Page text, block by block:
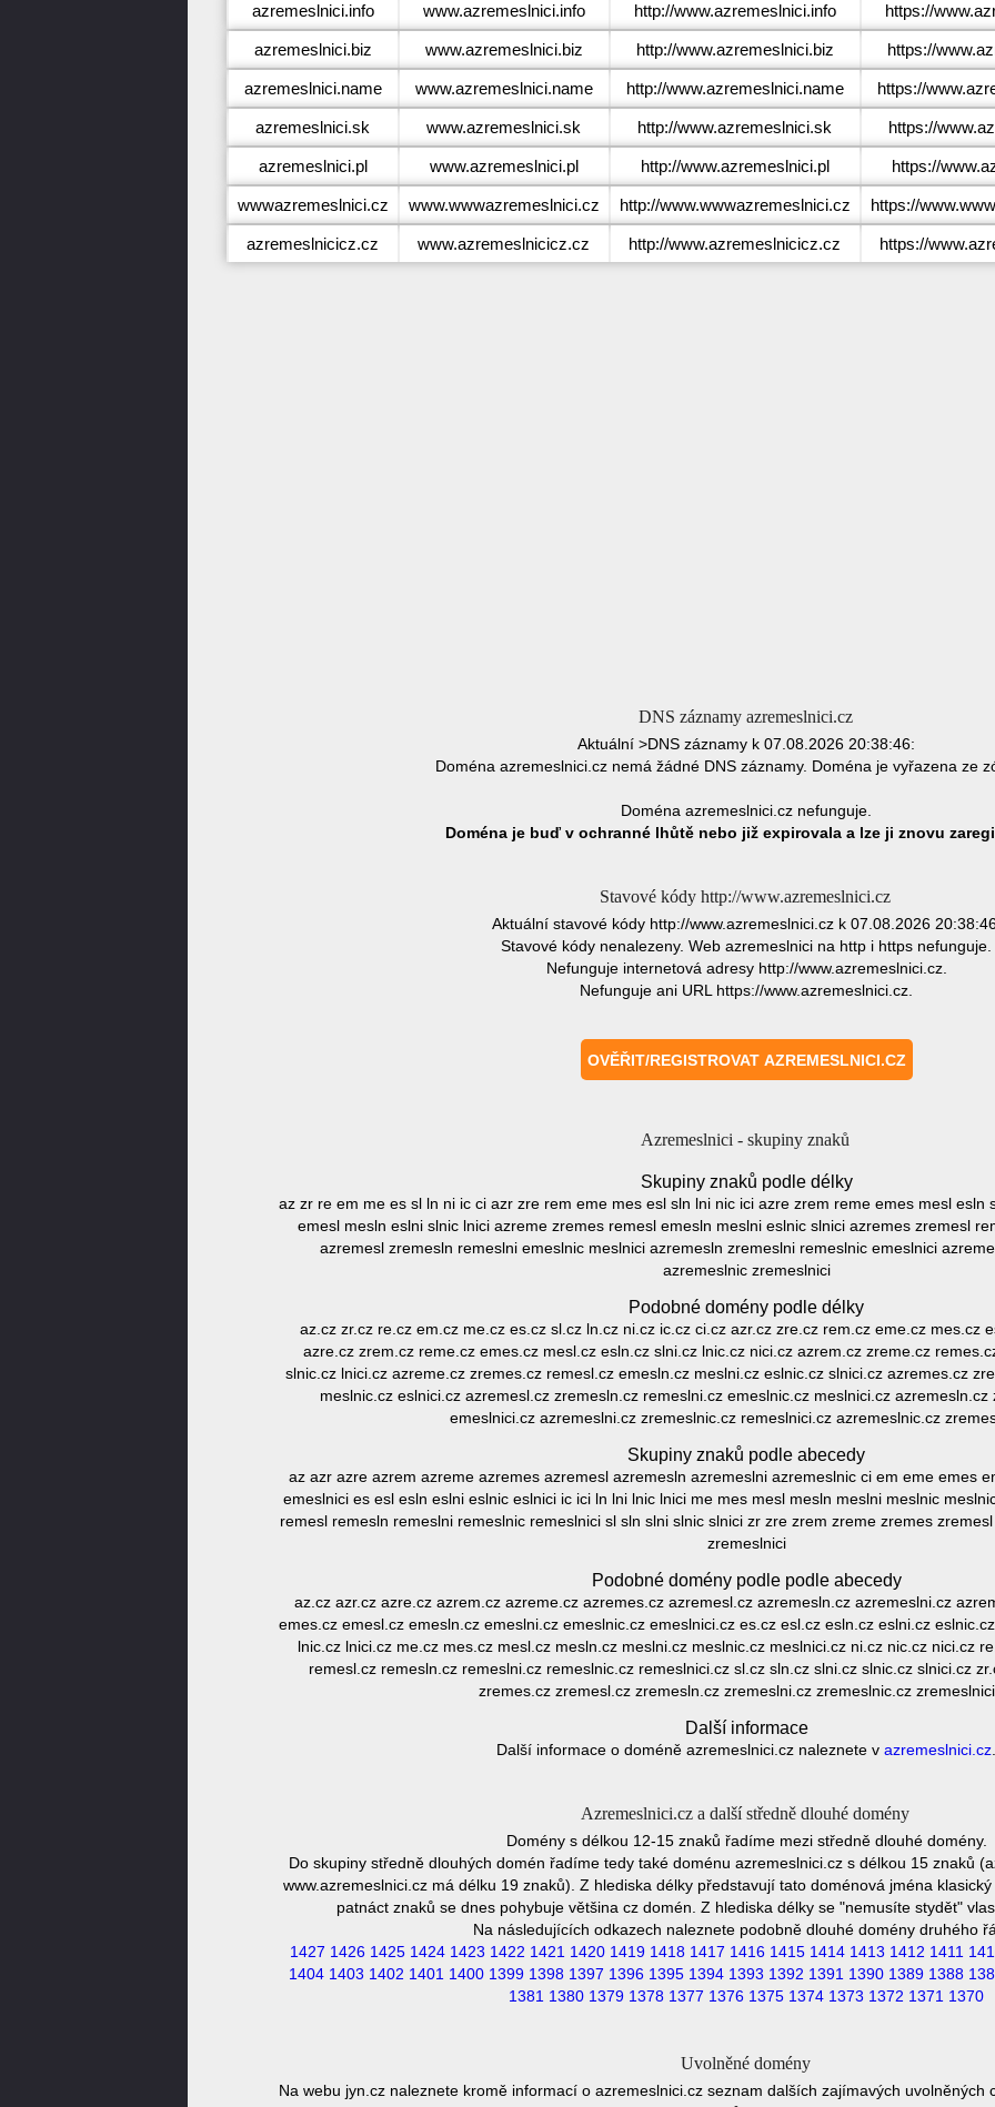
azremeslnici.info www.azremeslnici.info http://www.azremeslnici.info https://
azremeslnici.biz www.azremeslnici.biz http://www.azremeslnici.biz https://
azremeslnici.name www.azremeslnici.name http://www.azremeslnici.name https://
azremeslnici.sk www.azremeslnici.sk http://www.azremeslnici.sk https://
azremeslnici.pl www.azremeslnici.pl http://www.azremeslnici.pl https://
wwwazremeslnici.cz www.wwwazremeslnici.cz http://www.wwwazremeslnici.cz https://
azremeslnicicz.cz www.azremeslnicicz.cz http://www.azremeslnicicz.cz https://
DNS záznamy azremeslnici.cz
Aktuální >DNS záznamy k 07.08.2026 20:38:46:
Doména azremeslnici.cz nemá žádné DNS záznamy. Doména je vyřazena ze
Doména azremeslnici.cz nefunguje.
Doména je buď v ochranné lhůtě nebo již expirovala a lze ji znovu
Stavové kódy http://www.azremeslnici.cz
Aktuální stavové kódy http://www.azremeslnici.cz k 07.08.2026
Stavové kódy nenalezeny. Web azremeslnici na http i https nefunguje.
Nefunguje internetová adresy http://www.azremeslnici.cz.
Nefunguje ani URL https://www.azremeslnici.cz.
Azremeslnici - skupiny znaků
Skupiny znaků podle délky
az zr re em me es sl ln ni ic ci azr zre rem eme mes esl sln lni nic ici azre zrem reme emes mesl esln
emesl mesln eslni slnic lnici azreme zremes remesl emesln meslni eslnic slnici azremes zremesl
azremesl zremesln remeslni emeslnic meslnici azremesln zremeslni remeslnic emeslnici
azremeslnic zremeslnici
Podobné domény podle délky
az.cz zr.cz re.cz em.cz me.cz es.cz sl.cz ln.cz ni.cz ic.cz ci.cz azr.cz zre.cz rem.cz eme.cz mes.cz
azre.cz zrem.cz reme.cz emes.cz mesl.cz esln.cz slni.cz lnic.cz nici.cz azrem.cz zreme.cz
slnic.cz lnici.cz azreme.cz zremes.cz remesl.cz emesln.cz meslni.cz eslnic.cz slnici.cz azremes.cz
meslnic.cz eslnici.cz azremesl.cz zremesln.cz remeslni.cz emeslnic.cz meslnici.cz
emeslnici.cz azremeslni.cz zremeslnic.cz remeslnici.cz azremeslnic.cz
Skupiny znaků podle abecedy
az azr azre azrem azreme azremes azremesl azremesln azremeslni azremeslnic ci em eme emes
emeslnici es esl esln eslni eslnic eslnici ic ici ln lni lnic lnici me mes mesl mesln meslni meslnic
remesl remesln remeslni remeslnic remeslnici sl sln slni slnic slnici zr zre zrem zreme zremes
zremeslnici
Podobné domény podle podle abecedy
az.cz azr.cz azre.cz azrem.cz azreme.cz azremes.cz azremesl.cz azremesln.cz azremeslni.cz
emes.cz emesl.cz emesln.cz emeslni.cz emeslnic.cz emeslnici.cz es.cz esl.cz esln.cz eslni.cz
lnic.cz lnici.cz me.cz mes.cz mesl.cz mesln.cz meslni.cz meslnic.cz meslnici.cz ni.cz nic.cz nici.cz
remesl.cz remesln.cz remeslni.cz remeslnic.cz remeslnici.cz sl.cz sln.cz slni.cz slnic.cz slnici.cz
zremes.cz zremesl.cz zremesln.cz zremeslni.cz zremeslnic.cz
Další informace
Další informace o doméně azremeslnici.cz naleznete v azremeslnici.cz
Azremeslnici.cz a další středně dlouhé domény
Domény s délkou 12-15 znaků řadíme mezi středně dlouhé domény.
Do skupiny středně dlouhých domén řadíme tedy také doménu azremeslnici.cz s délkou 15 znaků
www.azremeslnici.cz má délku 19 znaků). Z hlediska délky představují tato doménová jména
patnáct znaků se dnes pohybuje většina cz domén. Z hlediska délky se "nemusíte stydět"
Na následujících odkazech naleznete podobně dlouhé domény druhého
1427 1426 1425 1424 1423 1422 1421 1420 1419 1418 1417 1416 1415 1414 1413 1412 1411
1404 1403 1402 1401 1400 1399 1398 1397 1396 1395 1394 1393 1392 1391 1390 1389 1388
1381 1380 1379 1378 1377 1376 1375 1374 1373 1372 1371 1370
Uvolněné domény
Na webu jyn.cz naleznete kromě informací o azremeslnici.cz seznam dalších zajímavých uvolněných